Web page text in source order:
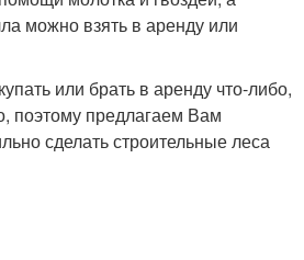
можно взять в аренду или
или брать в аренду что-либо,
поэтому предлагаем Вам
сделать строительные леса